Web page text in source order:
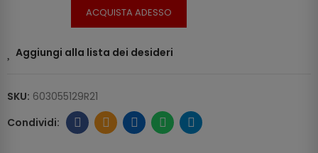
ACQUISTA ADESSO
Aggiungi alla lista dei desideri
SKU: 603055129R21